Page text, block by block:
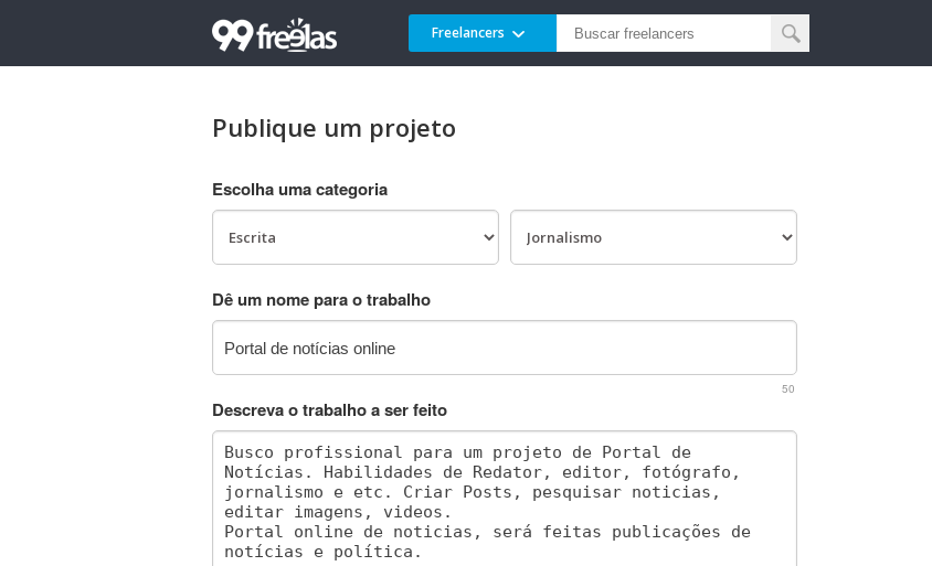
Freelancers
Publique um projeto
Escolha uma categoria
Dê um nome para o trabalho
50
Descreva o trabalho a ser feito